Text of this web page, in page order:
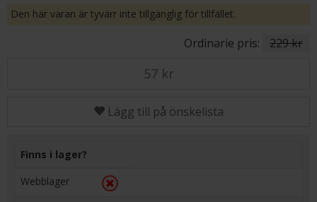
Den här varan är tyvärr inte tillgänglig för tillfället.
Ordinarie pris: 229 kr
57 kr
Lägg till på önskelista
Finns i lager?
Webblager